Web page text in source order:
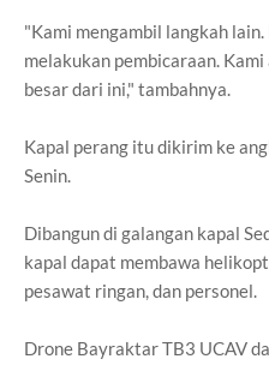
"Kami mengambil langkah
melakukan pembicaraan.
besar dari ini," tambahnya.
Kapal perang itu dikirim ke
Senin.
Dibangun di galangan kapal
kapal dapat membawa
pesawat ringan, dan personel.
Drone Bayraktar TB3 UCAV